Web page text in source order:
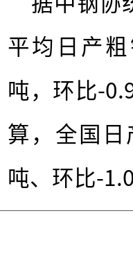
平均日产
吨，环比-
算，全国日
吨、环比-